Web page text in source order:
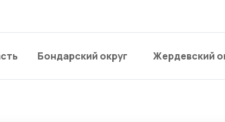
Бондарский округ Жердевский